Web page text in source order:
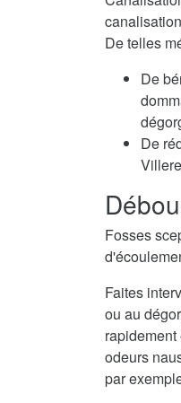
De telles
De
De
Fosses
Faites
ou au
odeurs
par